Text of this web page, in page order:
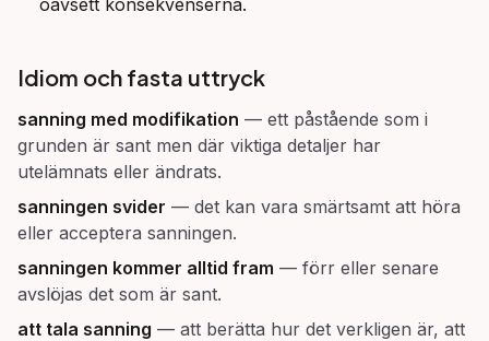
oavsett konsekvenserna.
Idiom och fasta uttryck
sanning med modifikation — ett påstående som i
grunden är sant men där viktiga detaljer har
utelämnats eller ändrats.
sanningen svider — det kan vara smärtsamt att höra
eller acceptera sanningen.
sanningen kommer alltid fram — förr eller senare
avslöjas det som är sant.
att tala sanning — att berätta hur det verkligen är, att